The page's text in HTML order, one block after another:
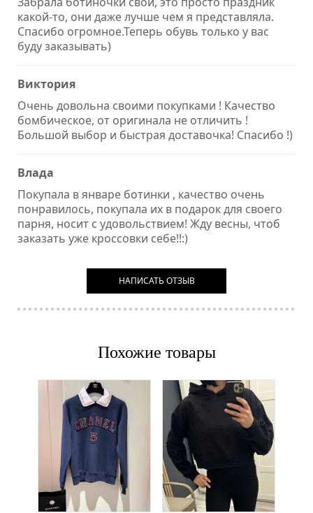
какой-то, они даже лучше чем я представляла.
Спасибо огромное.Теперь обувь только у вас
буду заказывать)
Виктория
Очень довольна своими покупками ! Качество
бомбическое, от оригинала не отличить !
Большой выбор и быстрая доставочка! Спасибо !)
Влада
Покупала в январе ботинки , качество очень
понравилось, покупала их в подарок для своего
парня, носит с удовольствием! Жду весны, чтоб
заказать уже кроссовки себе!!:)
НАПИСАТЬ ОТЗЫВ
Похожие товары